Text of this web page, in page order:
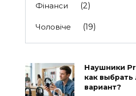
Фінанси (2)
Чоловіче (19)
Наушники
как
вариант?